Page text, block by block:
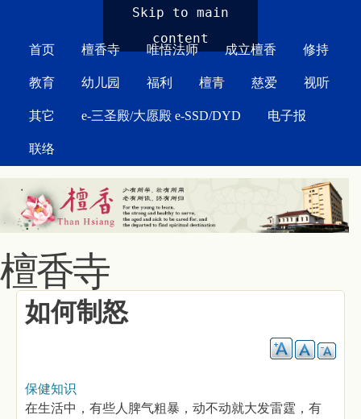
Skip to main
content
首页 檀香寺 唯悟法师 成立檀香 修持
教育 幼儿园 福利 檀青 慈爱 视听
其它 e-三圣殿/大愿殿 e-SSD/DYD 电子报
联络
檀香寺
如何制怒
保健知识
在生活中，有些人脾气粗暴，动不动就大发雷霆，有